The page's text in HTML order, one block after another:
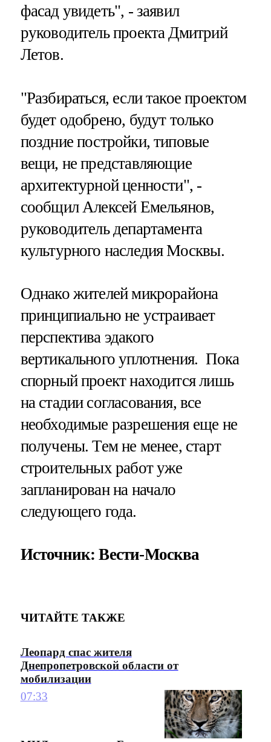
фасад увидеть", - заявил
руководитель проекта Дмитрий
Летов.
"Разбираться, если такое проектом
будет одобрено, будут только
поздние постройки, типовые
вещи, не представляющие
архитектурной ценности", -
сообщил Алексей Емельянов,
руководитель департамента
культурного наследия Москвы.
Однако жителей микрорайона
принципиально не устраивает
перспектива эдакого
вертикального уплотнения. Пока
спорный проект находится лишь
на стадии согласования, все
необходимые разрешения еще не
получены. Тем не менее, старт
строительных работ уже
запланирован на начало
следующего года.
Источник: Вести-Москва
ЧИТАЙТЕ ТАКЖЕ
Леопард спас жителя
Днепропетровской области от
мобилизации
07:33